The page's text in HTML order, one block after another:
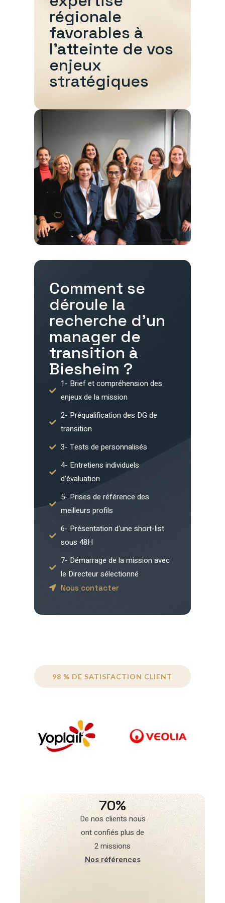
Comment se
déroule la
recherche d'un
manager de
transition à
Biesheim ?
1- Brief et compréhension des
enjeux de la mission
2- Préqualification des DG de
transition
3- Tests de personnalisés
4- Entretiens individuels
d'évaluation
5- Prises de référence des
meilleurs profils
6- Présentation d'une short-list
sous 48H
7- Démarrage de la mission avec
le Directeur sélectionné
Nous contacter
régionale
favorables à
l'atteinte de vos
enjeux
stratégiques
98 % DE SATISFACTION CLIENT
70%
De nos clients nous
ont confiés plus de
2 missions
Nos références